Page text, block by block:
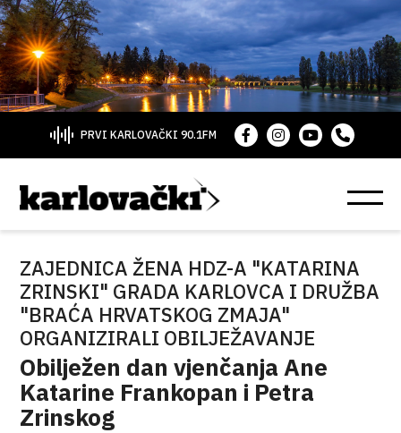
PRVI KARLOVAČKI 90.1FM
ZAJEDNICA ŽENA HDZ-A "KATARINA
ZRINSKI" GRADA KARLOVCA I DRUŽBA
"BRAĆA HRVATSKOG ZMAJA"
ORGANIZIRALI OBILJEŽAVANJE
Obilježen dan vjenčanja Ane
Katarine Frankopan i Petra
Zrinskog